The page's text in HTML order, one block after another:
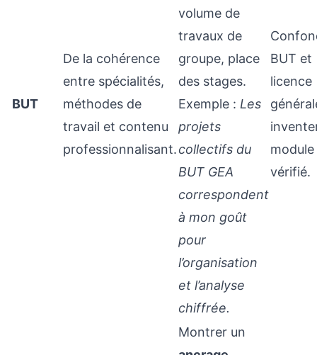
BUT
De la cohérence
entre spécialités,
méthodes de
travail et contenu
professionnalisant.
volume de
travaux de
groupe, place
des stages.
Exemple : Les
projets
collectifs du
BUT GEA
correspondent
à mon goût
pour
l’organisation
et l’analyse
chiffrée.
BUT et
licence
vérifié.
Montrer un